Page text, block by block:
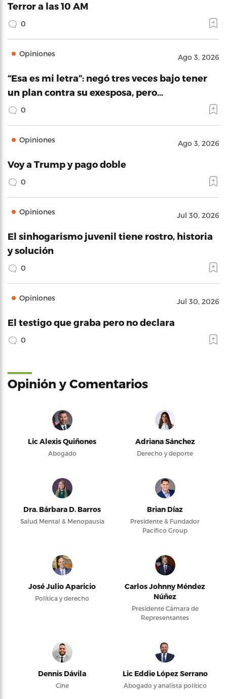
Terror a las 10 AM
0
Opiniones Ago 3, 2026
“Esa es mi letra”: negó tres veces bajo tener
un plan contra su exesposa, pero…
0
Opiniones Ago 3, 2026
Voy a Trump y pago doble
0
Opiniones Jul 30, 2026
El sinhogarismo juvenil tiene rostro, historia
y solución
0
Opiniones Jul 30, 2026
El testigo que graba pero no declara
0
Opinión y Comentarios
Lic Alexis Quiñones
Abogado
Adriana Sánchez
Derecho y deporte
Dra. Bárbara D. Barros
Salud Mental & Menopausia
Brian Díaz
Presidente & Fundador
Pacifico Group
José Julio Aparicio
Política y derecho
Carlos Johnny Méndez
Núñez
Presidente Cámara de
Representantes
Dennis Dávila
Cine
Lic Eddie López Serrano
Abogado y analista político